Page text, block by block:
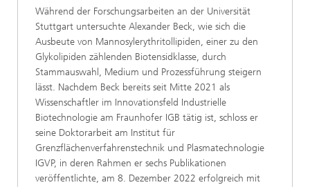
Während der Forschungsarbeiten an der Universität
Stuttgart untersuchte Alexander Beck, wie sich die
Ausbeute von Mannosylerythritollipiden, einer zu den
Glykolipiden zählenden Biotensidklasse, durch
Stammauswahl, Medium und Prozessführung steigern
lässt. Nachdem Beck bereits seit Mitte 2021 als
Wissenschaftler im Innovationsfeld Industrielle
Biotechnologie am Fraunhofer IGB tätig ist, schloss er
seine Doktorarbeit am Institut für
Grenzflächenverfahrenstechnik und Plasmatechnologie
IGVP, in deren Rahmen er sechs Publikationen
veröffentlichte, am 8. Dezember 2022 erfolgreich mit